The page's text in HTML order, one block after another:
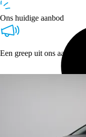
Ons huidige aanbod
Een greep uit ons aanbod